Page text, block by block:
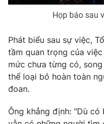
Họp báo sau
Phát biểu sau sự việc,
tầm quan trọng của
mức chưa từng có,
thể loại bỏ hoàn toàn
đoan.
Ông khẳng định: "Dù